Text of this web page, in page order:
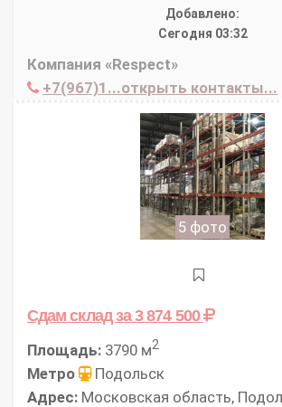
Добавлено:
Сегодня 03:32
Компания «Respect»
+7(967)1...открыть контакты...
5 фото
Сдам складза 3 874 500
Площадь: 3790 м2
Метро
Подольск
Адрес: Московская область,